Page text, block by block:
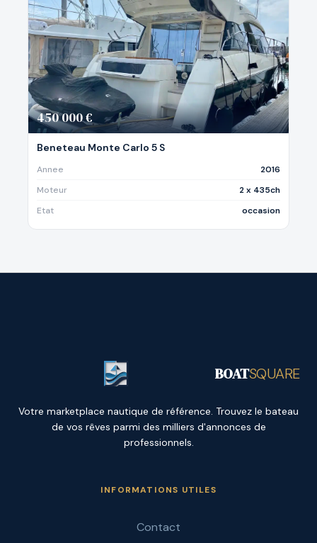
450 000 €
Beneteau Monte Carlo 5 S
Annee
2016
Moteur
2 x 435ch
Etat
occasion
BOATSQUARE
Votre marketplace nautique de référence. Trouvez le bateau
de vos rêves parmi des milliers d'annonces de
professionnels.
INFORMATIONS UTILES
Contact